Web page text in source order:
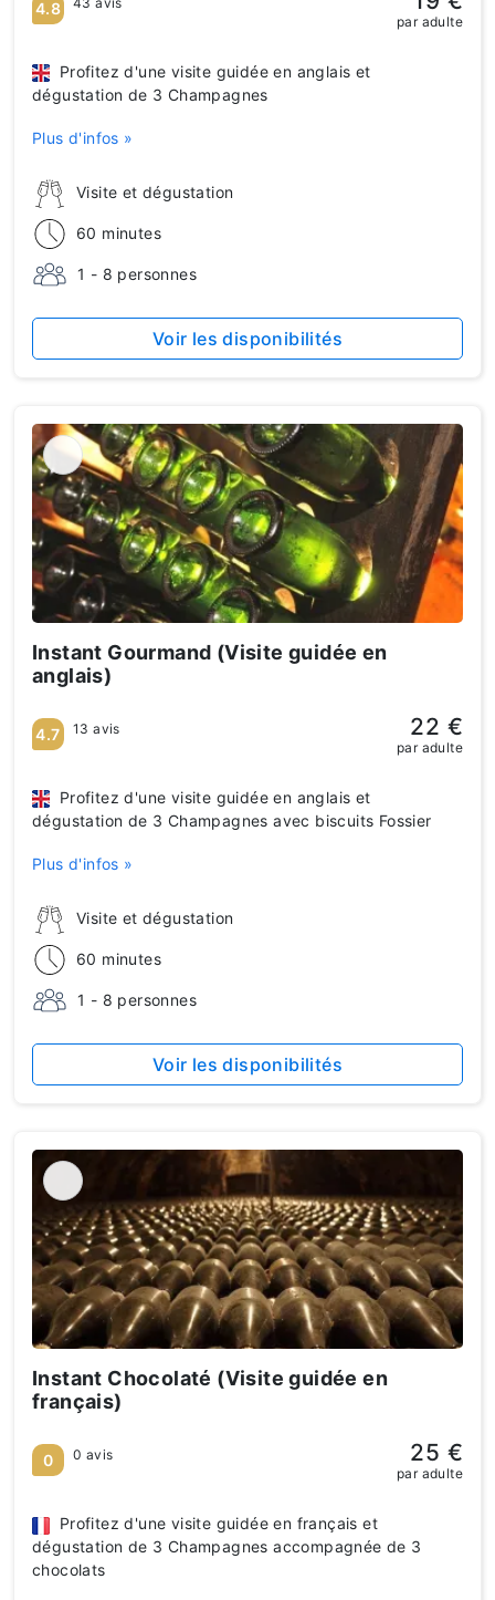
Visite et dégustation
60 minutes
1 - 8 personnes
Profitez d'une visite guidée en anglais et
dégustation de 3 Champagnes
Plus d'infos »
4.8
par adulte
Voir les disponibilités
Instant Gourmand (Visite guidée en
anglais)
Visite et dégustation
60 minutes
1 - 8 personnes
Profitez d'une visite guidée en anglais et
dégustation de 3 Champagnes avec biscuits Fossier
Plus d'infos »
4.7 13 avis 22 €
par adulte
Voir les disponibilités
Instant Chocolaté (Visite guidée en
français)
Profitez d'une visite guidée en français et
dégustation de 3 Champagnes accompagnée de 3
chocolats
0 0 avis 25 €
par adulte